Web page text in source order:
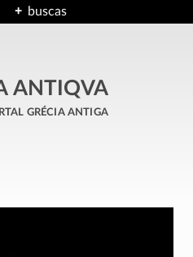
buscas
ANTIQVA
grécia antiga